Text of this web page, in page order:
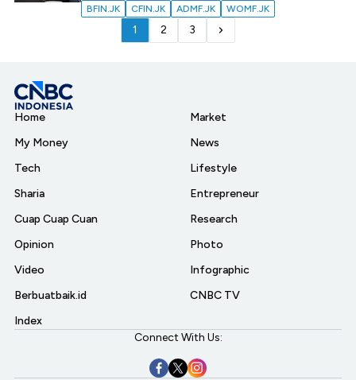
BFIN.JK
CFIN.JK ADMF.JK WOMF.JK
1 2 3
Home
My Money
Tech
Sharia
Cuap Cuap Cuan
Opinion
Video
Berbuatbaik.id
Index
Market
News
Lifestyle
Entrepreneur
Research
Photo
Infographic
CNBC TV
Connect With Us: